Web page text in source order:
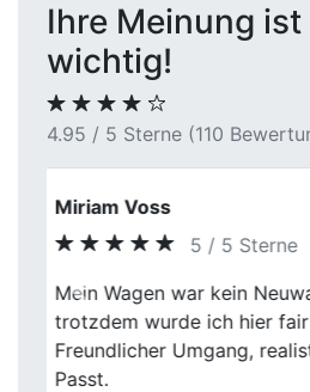
Ihre Meinung ist
wichtig!
4.95 / 5 Sterne (110
Dieter Franke
5 / 5 Sterne
Ich war mit der gesamten
Fischer Autoankauf sehr
Ablauf war strukturiert,
zuverlässig.
Previous